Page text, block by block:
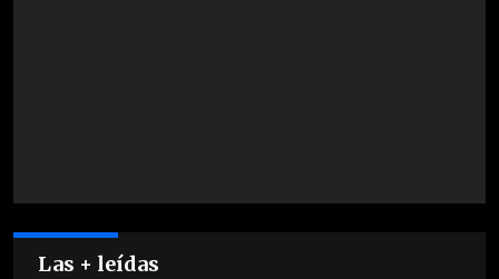
Las + leídas